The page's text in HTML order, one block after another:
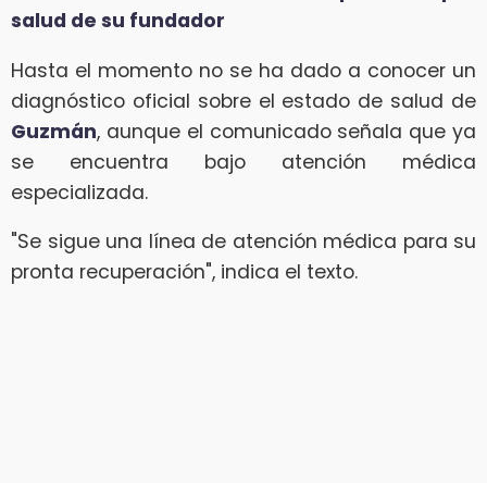
salud de su fundador
Hasta el momento no se ha dado a conocer un
diagnóstico oficial sobre el estado de salud de
Guzmán, aunque el comunicado señala que ya
se encuentra bajo atención médica
especializada.
"Se sigue una línea de atención médica para su
pronta recuperación", indica el texto.